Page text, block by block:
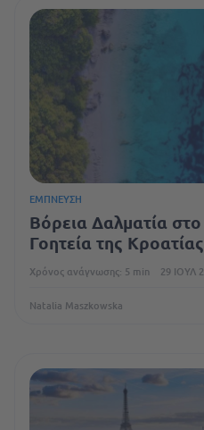
ΈΜΠΝΕΥΣΗ
Βόρεια Δαλματία
Γοητεία της
Χρόνος ανάγνωσης: 5 min 29 ΙΟΎΛ
Natalia Maszkowska